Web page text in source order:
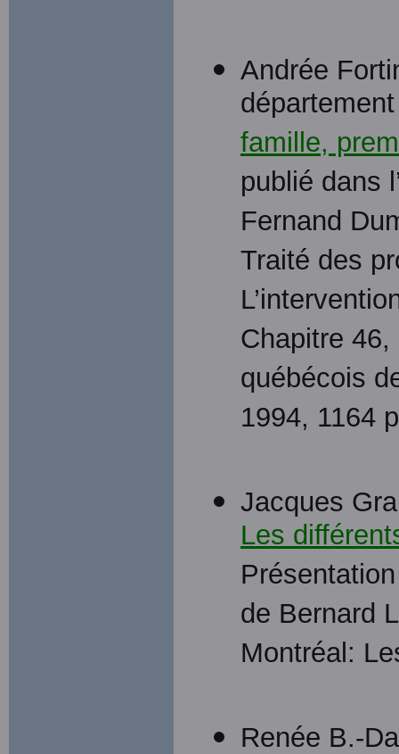
Andrée
famille,
publié dans
Fernand
Traité des
Chapitre
québécois
1994, 1164
Jacques
Les
de Bernard
Montréal:
Renée B.-